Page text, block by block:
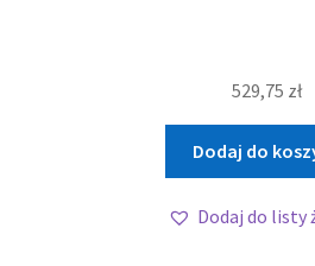
529,75 zł
Dodaj do
Dodaj do listy